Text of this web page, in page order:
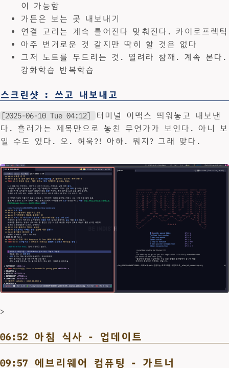
이 가능함
가든은 보는 곳 내보내기
연결 고리는 계속 틀어진다 맞춰진다. 카이로프렉틱
아주 번거로운 것 같지만 딱히 할 것은 없다
그저 노트를 두드리는 것. 열려라 참깨. 계속 본다.
강화학습 반복학습
스크린샷 : 쓰고 내보내고
[2025-06-10 Tue 04:12]
터미널 이맥스 띄워놓고 내보낸
다. 흘러가는 제목만으로 놓친 무언가가 보인다. 아니 보
일 수도 있다. 오. 허욱?! 아하. 뭐지? 그래 맞다.
>
06:52 아침 식사 - 업데이트
09:57 에브리웨어 컴퓨팅 - 가트너